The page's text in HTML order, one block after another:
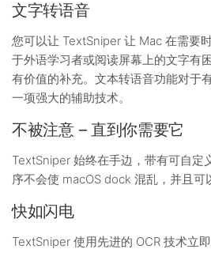
文字转语音
您可以让 TextSniper 让 Mac 在需要
于外语学习者或阅读屏幕上的文字有
有价值的补充。文本转语音功能对于
一项强大的辅助技术。
不被注意 – 直到你需要它
TextSniper 始终在手边，带有可自定
序不会使 macOS dock 混乱，并且可
快如闪电
TextSniper 使用先进的 OCR 技术立